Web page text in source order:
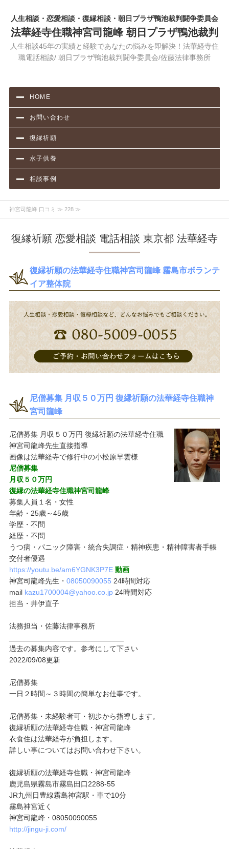
人生相談・恋愛相談・復縁相談・朝日プラザ鴨池裁判闘争委員会
法華経寺住職神宮司龍峰 朝日プラザ鴨池裁判
人生相談45年の実績と経験であなたの悩みを即解決！法華経寺住
職電話相談/ 朝日プラザ鴨池裁判闘争委員会/佐藤法律事務所
HOME
お問い合わせ
復縁祈願
水子供養
相談事例
神宮司龍峰 口コミ ≫ 228 ≫
復縁祈願 恋愛相談 電話相談 東京都 法華経寺
復縁祈願の法華経寺住職神宮司龍峰 霧島市ボランテ
イア整体院
尼僧募集 月収５０万円 復縁祈願の法華経寺住職神
宮司龍峰
尼僧募集 月収５０万円 復縁祈願の法華経寺住職
神宮司龍峰先生直接指導
画像は法華経寺で修行中の小松原早雲様
尼僧募集
月収５０万円
復縁の法華経寺住職神宮司龍峰
募集人員１名・女性
年齢・25歳～45歳
学歴・不問
経歴・不問
うつ病・パニック障害・統合失調症・精神疾患・精神障害者手帳
交付者優遇
https://youtu.be/am6YGNK3P7E 動画
神宮司龍峰先生・ 08050090055 24時間対応
mail kazu1700004@yahoo.co.jp24時間対応
担当・井伊直子
法務担当・佐藤法律事務所
過去の募集内容です。参考にして下さい
2022/09/08更新
尼僧募集
一日２時間～３時間の簡単なお仕事です。
尼僧募集・未経験者可・初歩から指導します。
復縁祈願の法華経寺住職・神宮司龍峰
衣食住は法華経寺が負担します。
詳しい事についてはお問い合わせ下さい。
復縁祈願の法華経寺住職・神宮司龍峰
鹿児島県霧島市霧島田口2288-55
JR九州日豊線霧島神宮駅・車で10分
霧島神宮近く
神宮司龍峰・08050090055
http://jingu-ji.com/